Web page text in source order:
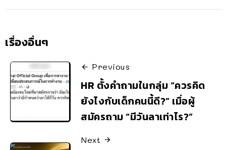
เรื่องอื่นๆ
Previous
HR ตั้งคำถามในกลุ่ม “ควรคิด
ยังไงกับเด็กคนนี้ดี?” เมื่อผู้
สมัครถาม “มีวันลาเท่าไร?”
Next